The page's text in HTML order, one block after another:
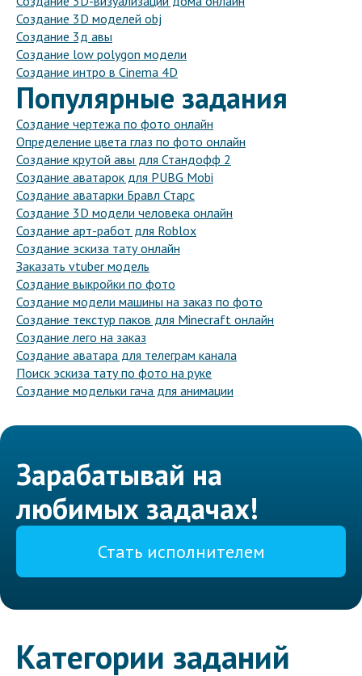
Создание 3D моделей obj
Создание 3д авы
Создание low polygon модели
Создание интро в Cinema 4D
Популярные задания
Создание чертежа по фото онлайн
Определение цвета глаз по фото онлайн
Создание крутой авы для Стандофф 2
Создание аватарок для PUBG Mobi
Создание аватарки Бравл Старс
Создание 3D модели человека онлайн
Создание арт-работ для Roblox
Создание эскиза тату онлайн
Заказать vtuber модель
Создание выкройки по фото
Создание модели машины на заказ по фото
Создание текстур паков для Minecraft онлайн
Создание лего на заказ
Создание аватара для телеграм канала
Поиск эскиза тату по фото на руке
Создание модельки гача для анимации
Зарабатывай на
любимых задачах!
Стать исполнителем
Категории заданий